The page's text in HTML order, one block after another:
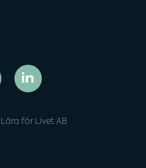
för Livet AB